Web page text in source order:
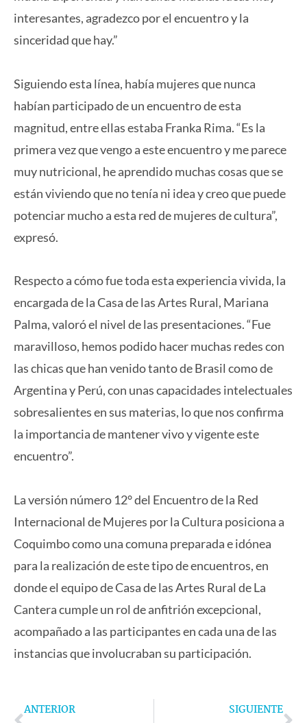
interesantes, agradezco por el encuentro y la
sinceridad que hay.”
Siguiendo esta línea, había mujeres que nunca
habían participado de un encuentro de esta
magnitud, entre ellas estaba Franka Rima. “Es la
primera vez que vengo a este encuentro y me parece
muy nutricional, he aprendido muchas cosas que se
están viviendo que no tenía ni idea y creo que puede
potenciar mucho a esta red de mujeres de cultura”,
expresó.
Respecto a cómo fue toda esta experiencia vivida, la
encargada de la Casa de las Artes Rural, Mariana
Palma, valoró el nivel de las presentaciones. “Fue
maravilloso, hemos podido hacer muchas redes con
las chicas que han venido tanto de Brasil como de
Argentina y Perú, con unas capacidades intelectuales
sobresalientes en sus materias, lo que nos confirma
la importancia de mantener vivo y vigente este
encuentro”.
La versión número 12° del Encuentro de la Red
Internacional de Mujeres por la Cultura posiciona a
Coquimbo como una comuna preparada e idónea
para la realización de este tipo de encuentros, en
donde el equipo de Casa de las Artes Rural de La
Cantera cumple un rol de anfitrión excepcional,
acompañado a las participantes en cada una de las
instancias que involucraban su participación.
Prev
ANTERIOR SIGUIENTE